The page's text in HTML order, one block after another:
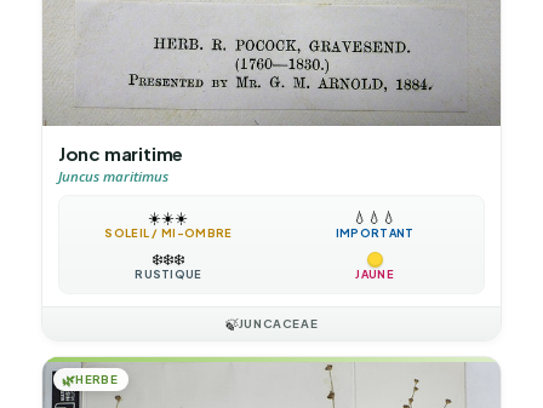
Jonc maritime
Juncus maritimus
☀️☀️☀️
SOLEIL / MI-OMBRE
💧 💧 💧
IMPORTANT
❄️❄️❄️
RUSTIQUE JAUNE
🍃JUNCACEAE
🌿HERBE